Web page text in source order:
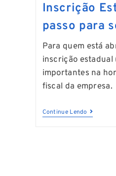
Inscrição
passo para
Para quem está
inscrição estadual
importantes na
fiscal da
Continue Lendo